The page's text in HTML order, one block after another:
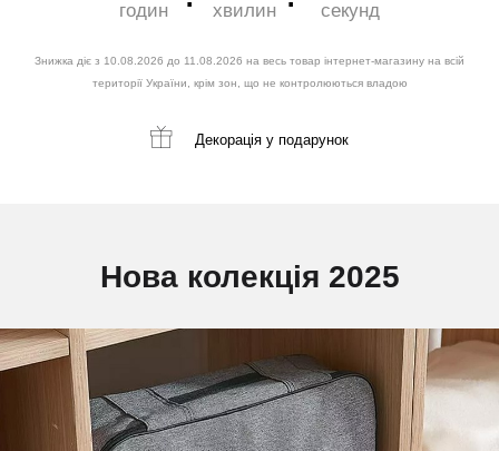
годин хвилин секунд
Знижка діє з 10.08.2026 до 11.08.2026 на весь товар інтернет-магазину на всій
території України, крім зон, що не контролюються владою
Декорація у подарунок
Нова колекція 2025